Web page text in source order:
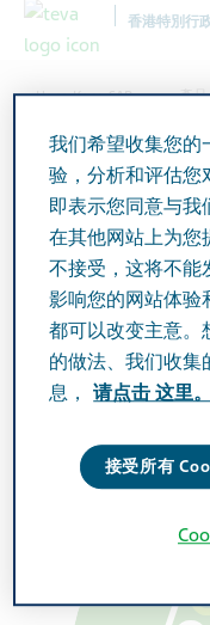
香港特別行
Hong Kong SAR 產品
Active
Allopurinol
Additional Info
我们希望收集您的
验，分析和评估您
即表示您同意与我
在其他网站上为您
不接受，这将不能
影响您的网站体验
都可以改变主意。
的做法、我们收集
息，
请点击 这里。
接受所有